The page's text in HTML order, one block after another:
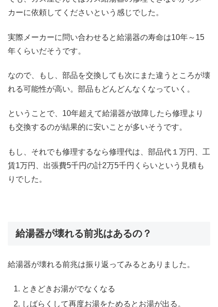
カーに依頼してくださいという感じでした。
実際メーカーに問い合わせると給湯器の寿命は10年～15
年くらいだそうです。
なので、もし、部品を交換しても次にまた違うところが壊
れる可能性が高い。部品もどんどんなくなっていく。
ということで、10年超えて給湯器が故障したら修理より
も交換するのが結果的に安いことが多いそうです。
もし、それでも修理するなら修理代は、部品代１万円、工
賃1万円、出張費5千円の計2万5千円くらいという見積も
りでした。
給湯器が壊れる前兆はあるの？
給湯器が壊れる前兆は振り返ってみるとありました。
ときどきお湯がでなくなる
しばらくして再度お湯をためるとお湯が出る。